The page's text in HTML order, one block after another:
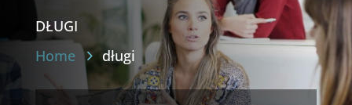
długi
Home długi